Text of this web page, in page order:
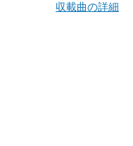
収載曲の詳細